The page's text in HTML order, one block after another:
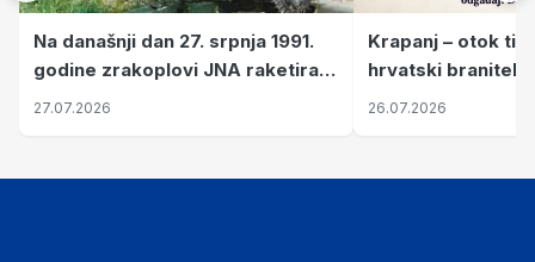
Na današnji dan 27. srpnja 1991.
godine zrakoplovi JNA raketirali
su vojarnu i obučni centar "Nikola
27.07.2026
Krapanj – otok
hrvatski branitelji
pronalaze mir
26.07.2026